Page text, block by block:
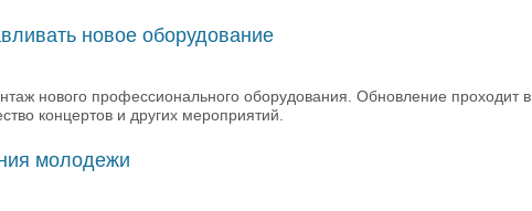
новое оборудование
нового профессионального оборудования. Обновление проходит в
концертов и других мероприятий.
молодежи